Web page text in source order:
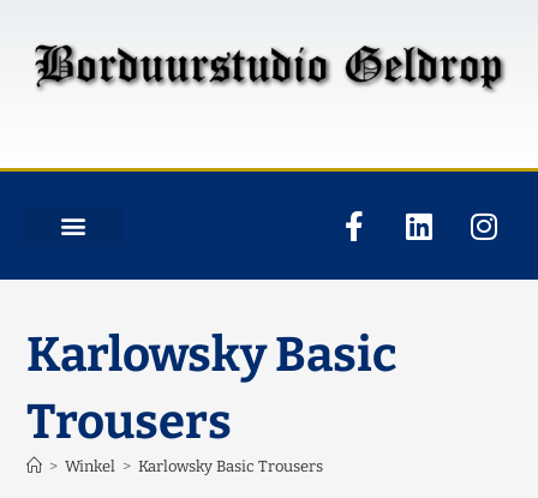
Karlowsky Basic
Trousers
> Winkel > Karlowsky Basic Trousers